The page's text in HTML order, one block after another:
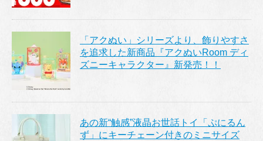
「アクぬい」シリーズより、飾りやすさ
を追求した新商品『アクぬいRoom ディ
ズニーキャラクター』新発売！！
あの新“触感”液晶お世話トイ「ぷにるん
ず」にキーチェーン付きのミニサイズ